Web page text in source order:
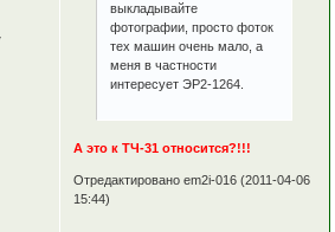
выкладывайте
фотографии, просто фоток
тех машин очень мало, а
меня в частности
интересует ЭР2-1264.
А это к ТЧ-31 относится?!!!
Отредактировано em2i-016 (2011-04-06
15:44)